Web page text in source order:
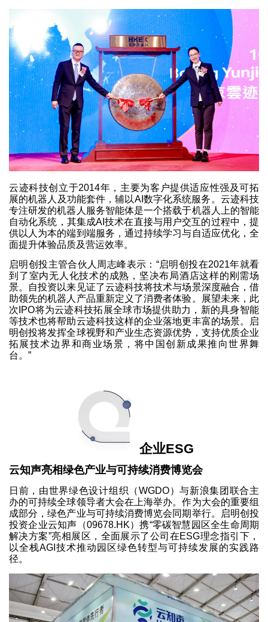
云迹科技创立于2014年，主要为客户提供适应性强及可拓
展的机器人及功能套件，辅以AI数字化系统服务。云迹科技
专注研发的机器人服务智能体是一个搭载于机器人上的智能
自动化系统，其集成AI技术在直接与用户交互的过程中，提
供以人为本的端到端服务，通过持续学习与自适应优化，全
面提升体验品质及营运效率。
启明创投主管合伙人周志峰表示：“启明创投在2021年就看
到了室内无人化技术的成熟，坚决布局酒店这样的刚需场
景。自投资以来见证了云迹科技将技术与场景深度融合，借
助领先的机器人产品重新定义了消费者体验。展望未来，此
次IPO将为云迹科技拓展全球市场提供助力，新的具身智能
等技术也将帮助云迹科技这样的企业落地更丰富的场景。启
明创投将发挥全球视野和产业生态资源优势，支持优质企业
拓展技术边界和商业场景，将中国创新成果推向世界舞
台。”
企业ESG
云知声亮相绿色产业与可持续消费博览会
日前，由世界绿色设计组织（WGDO）与新浪集团联合主
办的可持续全球领导者大会在上海举办。作为大会的重要组
成部分，绿色产业与可持续消费博览会同期举行。启明创投
投资企业云知声（09678.HK）携“零碳智慧园区全生命周期
解决方案”亮相展区，全面展示了公司在ESG理念指引下，
以全栈AGI技术推动园区绿色转型与可持续发展的实践路
径。